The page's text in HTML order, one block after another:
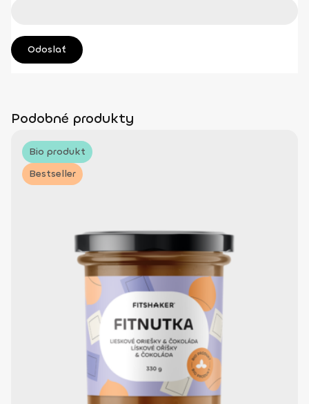
Podobné produkty
Bio produkt
Bestseller